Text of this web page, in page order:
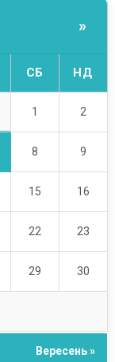
»
СБ НД
1 2
8 9
15 16
22 23
29 30
Вересень »